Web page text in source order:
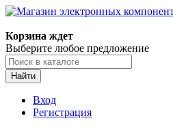
Корзина ждет
Выберите любое предложение
Найти
Вход
Регистрация